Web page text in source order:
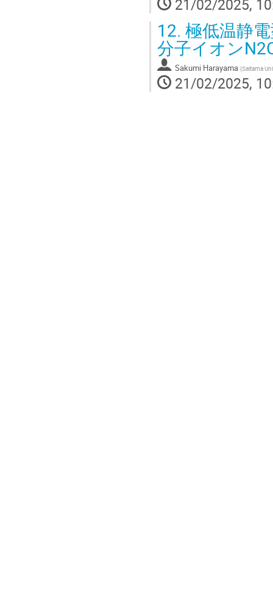
21/02/2025,
12. 極低温静
分子イオン
Sakumi Harayama (Saitama
21/02/2025,